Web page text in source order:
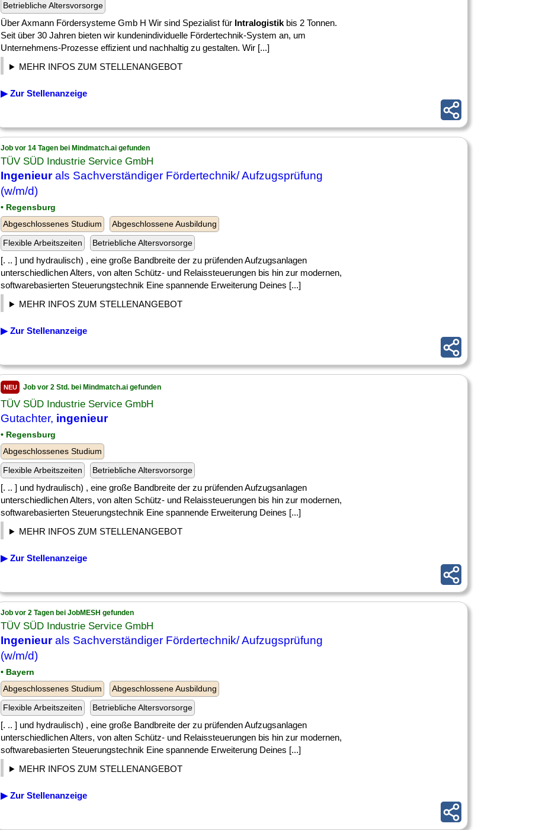
Betriebliche Altersvorsorge
Über Axmann Fördersysteme Gmb H Wir sind Spezialist für Intralogistik bis 2 Tonnen.
Seit über 30 Jahren bieten wir kundenindividuelle Fördertechnik-System an, um
Unternehmens-Prozesse effizient und nachhaltig zu gestalten. Wir [...]
MEHR INFOS ZUM STELLENANGEBOT
▶ Zur Stellenanzeige
Job vor 14 Tagen bei Mindmatch.ai gefunden
TÜV SÜD Industrie Service GmbH
Ingenieurals Sachverständiger Fördertechnik/ Aufzugsprüfung
(w/m/d)
• Regensburg
Abgeschlossenes Studium
Abgeschlossene Ausbildung
Flexible Arbeitszeiten
Betriebliche Altersvorsorge
[. .. ] und hydraulisch) , eine große Bandbreite der zu prüfenden Aufzugsanlagen
unterschiedlichen Alters, von alten Schütz- und Relaissteuerungen bis hin zur modernen,
softwarebasierten Steuerungstechnik Eine spannende Erweiterung Deines [...]
MEHR INFOS ZUM STELLENANGEBOT
▶ Zur Stellenanzeige
NEU Job vor 2 Std. bei Mindmatch.ai gefunden
TÜV SÜD Industrie Service GmbH
Gutachter, ingenieur
• Regensburg
Abgeschlossenes Studium
Flexible Arbeitszeiten
Betriebliche Altersvorsorge
[. .. ] und hydraulisch) , eine große Bandbreite der zu prüfenden Aufzugsanlagen
unterschiedlichen Alters, von alten Schütz- und Relaissteuerungen bis hin zur modernen,
softwarebasierten Steuerungstechnik Eine spannende Erweiterung Deines [...]
MEHR INFOS ZUM STELLENANGEBOT
▶ Zur Stellenanzeige
Job vor 2 Tagen bei JobMESH gefunden
TÜV SÜD Industrie Service GmbH
Ingenieurals Sachverständiger Fördertechnik/ Aufzugsprüfung
(w/m/d)
• Bayern
Abgeschlossenes Studium
Abgeschlossene Ausbildung
Flexible Arbeitszeiten
Betriebliche Altersvorsorge
[. .. ] und hydraulisch) , eine große Bandbreite der zu prüfenden Aufzugsanlagen
unterschiedlichen Alters, von alten Schütz- und Relaissteuerungen bis hin zur modernen,
softwarebasierten Steuerungstechnik Eine spannende Erweiterung Deines [...]
MEHR INFOS ZUM STELLENANGEBOT
▶ Zur Stellenanzeige